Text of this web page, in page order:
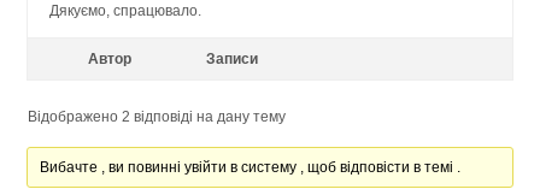
Дякуємо, спрацювало.
Автор Записи
Відображено 2 відповіді на дану тему
Вибачте , ви повинні увійти в систему , щоб відповісти в темі .